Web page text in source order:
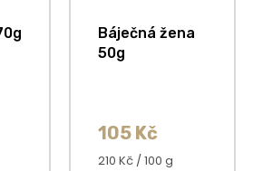
Báječná žena
50g
105 Kč
Měrná
210 Kč / 100 g